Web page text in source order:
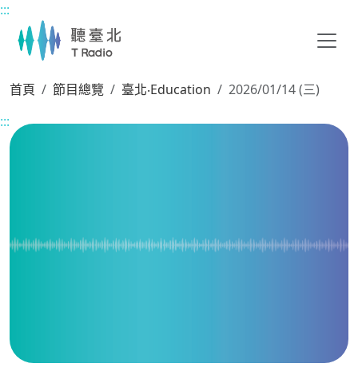
主要內容區塊
:::
首頁 節目總覽 臺北‧Education
2026/01/14 (三)
:::